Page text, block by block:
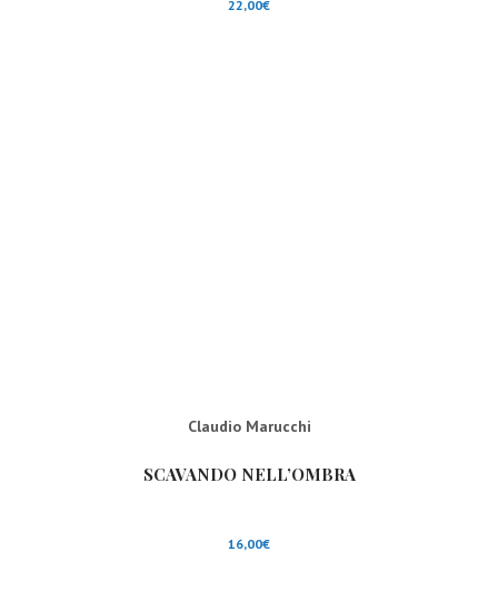
22,00€
Claudio Marucchi
SCAVANDO NELL’OMBRA
16,00€